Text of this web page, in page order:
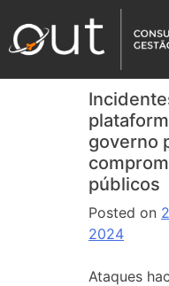
governo
públicos
Posted on
2024
Ataques